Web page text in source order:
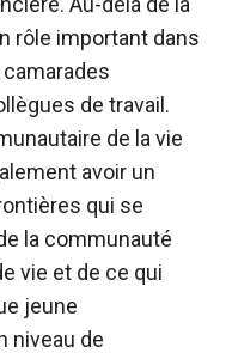
rôle important dans
de travail.
de la vie
avoir un
qui se
la communauté
vie et de ce qui
jeune
niveau de